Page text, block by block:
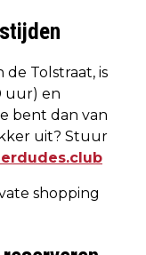
de Tolstraat, is
uur) en
bent dan van
uit? Stuur
shopping